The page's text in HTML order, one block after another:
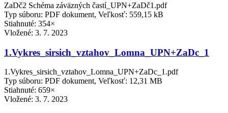
ZaDč2 Schéma záväzných častí_UPN+ZaDč1.pdf
Typ súboru: PDF dokument, Veľkosť: 559,15 kB
Stiahnuté: 354×
Vložené: 3. 7. 2023
1.Vykres_sirsich_vztahov_Lomna_UPN+ZaDc_1
1.Vykres_sirsich_vztahov_Lomna_UPN+ZaDc_1.pdf
Typ súboru: PDF dokument, Veľkosť: 12,31 MB
Stiahnuté: 659×
Vložené: 3. 7. 2023